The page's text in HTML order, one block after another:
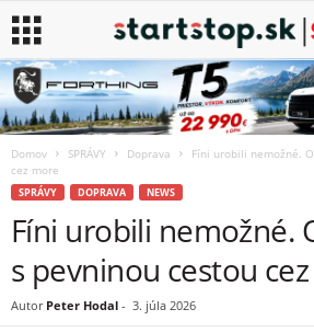
Domov SPRÁVY Doprava
Fíni urobili nemožné.
cez more
SPRÁVY DOPRAVA NEWS
Fíni urobili nemožné.
s pevninou cestou
Autor Peter Hodal - 3. júla 2026